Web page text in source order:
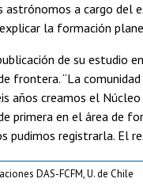
astrónomos a cargo del
la formación
de su estudio
frontera. “La
años creamos el
primera en el área de
pudimos registrarla. El
DAS-FCFM, U. de Chile